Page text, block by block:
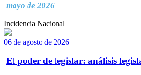
mayo de 2026
Incidencia Nacional
06 de agosto de 2026
El poder de legislar: análisis